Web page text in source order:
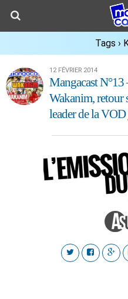
Tags ›
12 FÉVRIER 2014
Mangacast N°13
Wakanim, retour
leader de la